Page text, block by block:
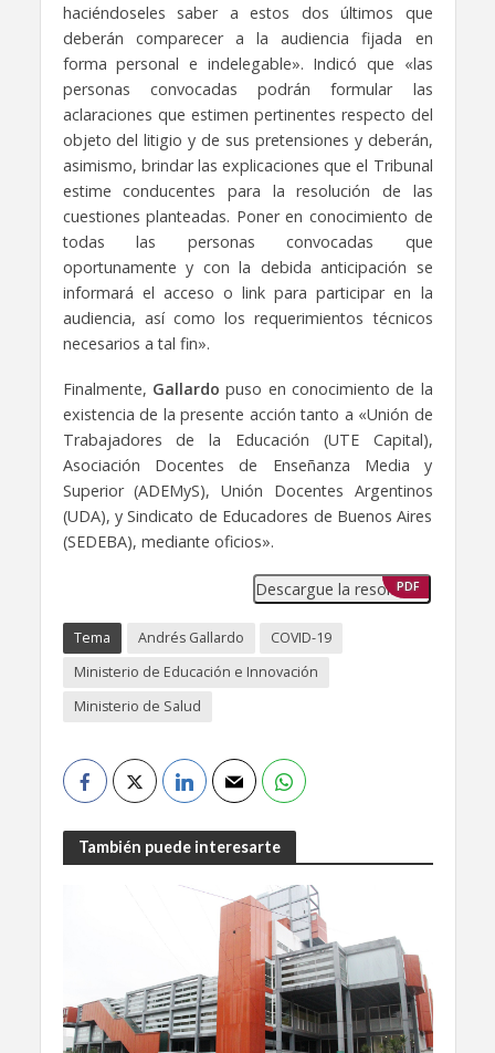
haciéndoseles saber a estos dos últimos que
deberán comparecer a la audiencia fijada en
forma personal e indelegable». Indicó que «las
personas convocadas podrán formular las
aclaraciones que estimen pertinentes respecto del
objeto del litigio y de sus pretensiones y deberán,
asimismo, brindar las explicaciones que el Tribunal
estime conducentes para la resolución de las
cuestiones planteadas. Poner en conocimiento de
todas las personas convocadas que
oportunamente y con la debida anticipación se
informará el acceso o link para participar en la
audiencia, así como los requerimientos técnicos
necesarios a tal fin».
Finalmente, Gallardo puso en conocimiento de la
existencia de la presente acción tanto a «Unión de
Trabajadores de la Educación (UTE Capital),
Asociación Docentes de Enseñanza Media y
Superior (ADEMyS), Unión Docentes Argentinos
(UDA), y Sindicato de Educadores de Buenos Aires
(SEDEBA), mediante oficios».
Descargue la resolución
PDF
Tema Andrés Gallardo
COVID-19
Ministerio de Educación e Innovación
Ministerio de Salud
También puede interesarte